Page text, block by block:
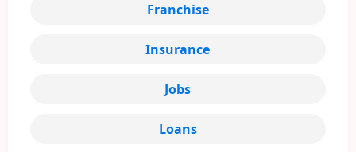
Franchise
Insurance
Jobs
Loans